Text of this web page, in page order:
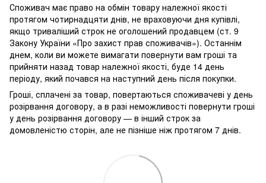
Споживач має право на обмін товару належної якості
протягом чотирнадцяти днів, не враховуючи дня купівлі,
якщо триваліший строк не оголошений продавцем (ст. 9
Закону України «Про захист прав споживачів»). Останнім
днем, коли ви можете вимагати повернути вам гроші та
прийняти назад товар належної якості, буде 14 день
періоду, який почався на наступний день після покупки.
Гроші, сплачені за товар, повертаються споживачеві у день
розірвання договору, а в разі неможливості повернути гроші
у день розірвання договору — в інший строк за
домовленістю сторін, але не пізніше ніж протягом 7 днів.